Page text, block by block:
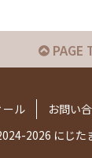
PAGE
ール お問い
2026 にじた